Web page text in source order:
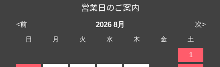
営業日のご案内
<前 次>
2026 8月
日 月 火 水 木 金 土
1